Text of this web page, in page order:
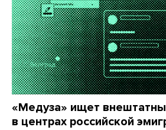
«Медуза» ищет
в центрах российской